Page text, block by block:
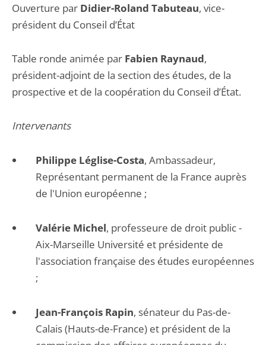
Ouverture par Didier-Roland Tabuteau, vice-
président du Conseil d’État
Table ronde animée par Fabien Raynaud,
président-adjoint de la section des études, de la
prospective et de la coopération du Conseil d’État.
Intervenants
Philippe Léglise-Costa, Ambassadeur,
Représentant permanent de la France auprès
de l'Union européenne ;
Valérie Michel, professeure de droit public -
Aix-Marseille Université et présidente de
l'association française des études européennes
;
Jean-François Rapin, sénateur du Pas-de-
Calais (Hauts-de-France) et président de la